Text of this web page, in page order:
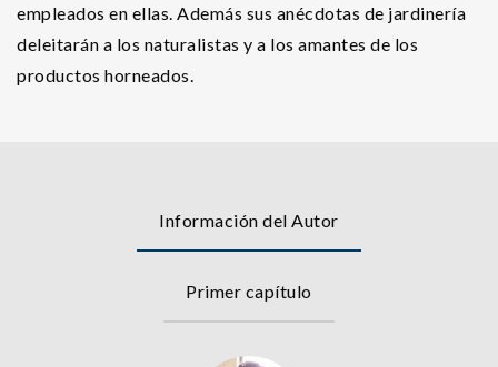
empleados en ellas. Además sus anécdotas de jardinería
deleitarán a los naturalistas y a los amantes de los
productos horneados.
Información del Autor
Primer capítulo